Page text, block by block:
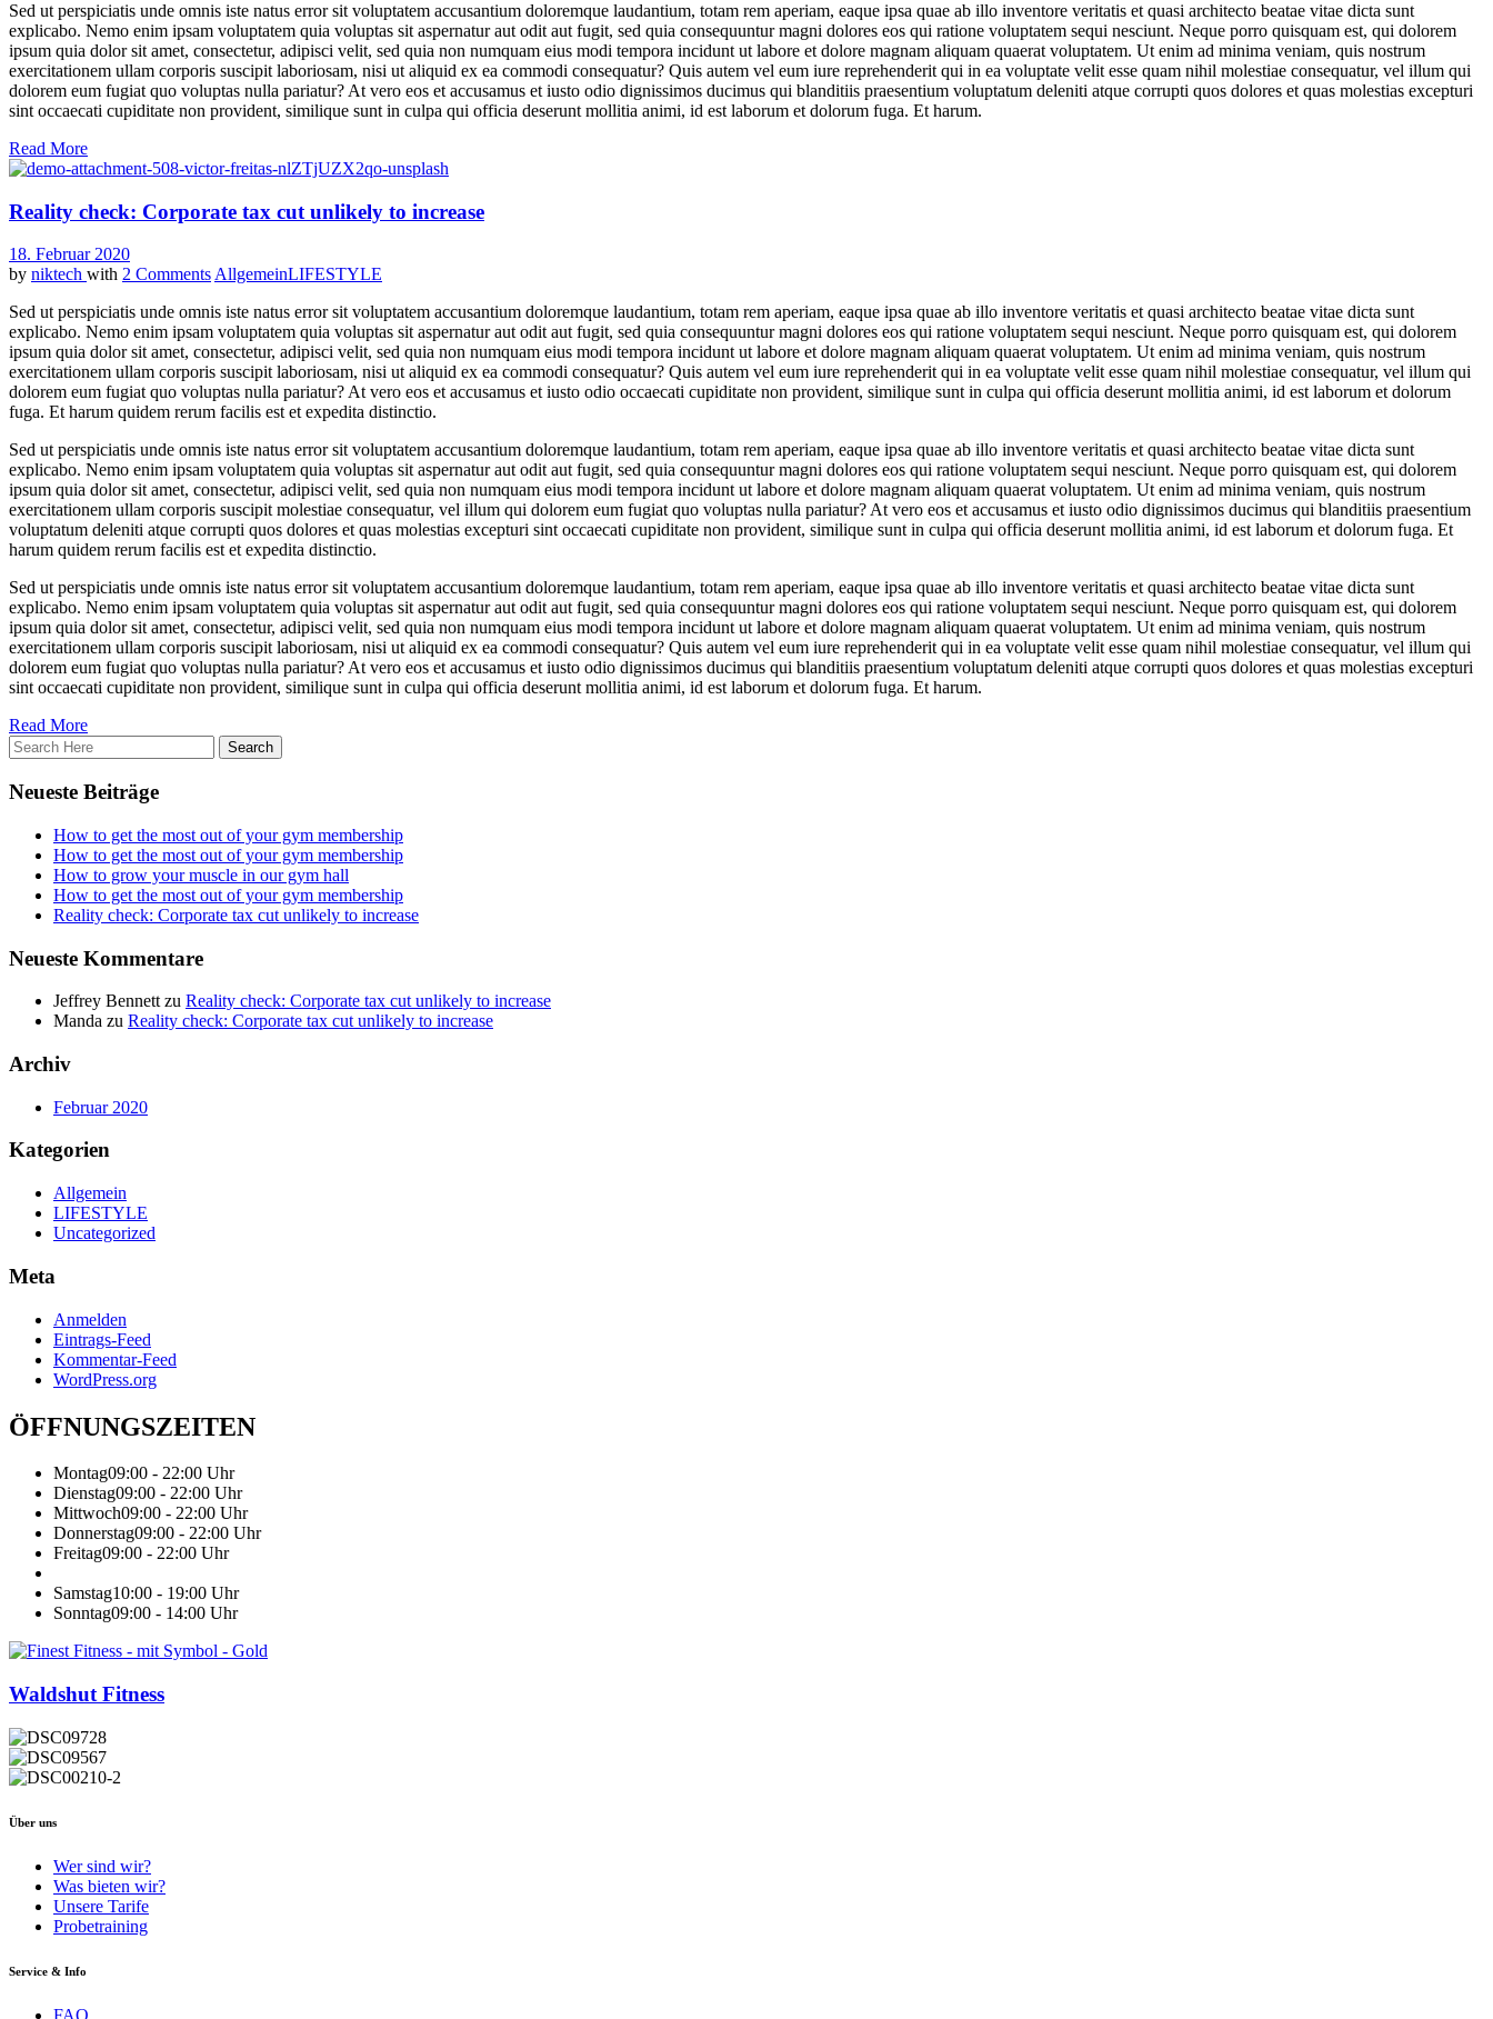
Sed ut perspiciatis unde omnis iste natus error sit voluptatem accusantium doloremque laudantium, totam rem aperiam, eaque ipsa quae ab illo inventore veritatis et quasi architecto beatae vitae dicta sunt
explicabo. Nemo enim ipsam voluptatem quia voluptas sit aspernatur aut odit aut fugit, sed quia consequuntur magni dolores eos qui ratione voluptatem sequi nesciunt. Neque porro quisquam est, qui dolorem
ipsum quia dolor sit amet, consectetur, adipisci velit, sed quia non numquam eius modi tempora incidunt ut labore et dolore magnam aliquam quaerat voluptatem. Ut enim ad minima veniam, quis nostrum
exercitationem ullam corporis suscipit laboriosam, nisi ut aliquid ex ea commodi consequatur? Quis autem vel eum iure reprehenderit qui in ea voluptate velit esse quam nihil molestiae consequatur, vel illum qui
dolorem eum fugiat quo voluptas nulla pariatur? At vero eos et accusamus et iusto odio dignissimos ducimus qui blanditiis praesentium voluptatum deleniti atque corrupti quos dolores et quas molestias excepturi
sint occaecati cupiditate non provident, similique sunt in culpa qui officia deserunt mollitia animi, id est laborum et dolorum fuga. Et harum.
Read More
Reality check: Corporate tax cut unlikely to increase
18. Februar 2020
by niktech with 2 CommentsAllgemeinLIFESTYLE
Sed ut perspiciatis unde omnis iste natus error sit voluptatem accusantium doloremque laudantium, totam rem aperiam, eaque ipsa quae ab illo inventore veritatis et quasi architecto beatae vitae dicta sunt
explicabo. Nemo enim ipsam voluptatem quia voluptas sit aspernatur aut odit aut fugit, sed quia consequuntur magni dolores eos qui ratione voluptatem sequi nesciunt. Neque porro quisquam est, qui dolorem
ipsum quia dolor sit amet, consectetur, adipisci velit, sed quia non numquam eius modi tempora incidunt ut labore et dolore magnam aliquam quaerat voluptatem. Ut enim ad minima veniam, quis nostrum
exercitationem ullam corporis suscipit laboriosam, nisi ut aliquid ex ea commodi consequatur? Quis autem vel eum iure reprehenderit qui in ea voluptate velit esse quam nihil molestiae consequatur, vel illum qui
dolorem eum fugiat quo voluptas nulla pariatur? At vero eos et accusamus et iusto odio occaecati cupiditate non provident, similique sunt in culpa qui officia deserunt mollitia animi, id est laborum et dolorum
fuga. Et harum quidem rerum facilis est et expedita distinctio.
Sed ut perspiciatis unde omnis iste natus error sit voluptatem accusantium doloremque laudantium, totam rem aperiam, eaque ipsa quae ab illo inventore veritatis et quasi architecto beatae vitae dicta sunt
explicabo. Nemo enim ipsam voluptatem quia voluptas sit aspernatur aut odit aut fugit, sed quia consequuntur magni dolores eos qui ratione voluptatem sequi nesciunt. Neque porro quisquam est, qui dolorem
ipsum quia dolor sit amet, consectetur, adipisci velit, sed quia non numquam eius modi tempora incidunt ut labore et dolore magnam aliquam quaerat voluptatem. Ut enim ad minima veniam, quis nostrum
exercitationem ullam corporis suscipit molestiae consequatur, vel illum qui dolorem eum fugiat quo voluptas nulla pariatur? At vero eos et accusamus et iusto odio dignissimos ducimus qui blanditiis praesentium
voluptatum deleniti atque corrupti quos dolores et quas molestias excepturi sint occaecati cupiditate non provident, similique sunt in culpa qui officia deserunt mollitia animi, id est laborum et dolorum fuga. Et
harum quidem rerum facilis est et expedita distinctio.
Sed ut perspiciatis unde omnis iste natus error sit voluptatem accusantium doloremque laudantium, totam rem aperiam, eaque ipsa quae ab illo inventore veritatis et quasi architecto beatae vitae dicta sunt
explicabo. Nemo enim ipsam voluptatem quia voluptas sit aspernatur aut odit aut fugit, sed quia consequuntur magni dolores eos qui ratione voluptatem sequi nesciunt. Neque porro quisquam est, qui dolorem
ipsum quia dolor sit amet, consectetur, adipisci velit, sed quia non numquam eius modi tempora incidunt ut labore et dolore magnam aliquam quaerat voluptatem. Ut enim ad minima veniam, quis nostrum
exercitationem ullam corporis suscipit laboriosam, nisi ut aliquid ex ea commodi consequatur? Quis autem vel eum iure reprehenderit qui in ea voluptate velit esse quam nihil molestiae consequatur, vel illum qui
dolorem eum fugiat quo voluptas nulla pariatur? At vero eos et accusamus et iusto odio dignissimos ducimus qui blanditiis praesentium voluptatum deleniti atque corrupti quos dolores et quas molestias excepturi
sint occaecati cupiditate non provident, similique sunt in culpa qui officia deserunt mollitia animi, id est laborum et dolorum fuga. Et harum.
Read More
Neueste Beiträge
How to get the most out of your gym membership
How to get the most out of your gym membership
How to grow your muscle in our gym hall
How to get the most out of your gym membership
Reality check: Corporate tax cut unlikely to increase
Neueste Kommentare
Jeffrey Bennett zu Reality check: Corporate tax cut unlikely to increase
Manda zu Reality check: Corporate tax cut unlikely to increase
Archiv
Februar 2020
Kategorien
Allgemein
LIFESTYLE
Uncategorized
Meta
Anmelden
Eintrags-Feed
Kommentar-Feed
WordPress.org
ÖFFNUNGSZEITEN
Montag09:00 - 22:00 Uhr
Dienstag09:00 - 22:00 Uhr
Mittwoch09:00 - 22:00 Uhr
Donnerstag09:00 - 22:00 Uhr
Freitag09:00 - 22:00 Uhr
Samstag10:00 - 19:00 Uhr
Sonntag09:00 - 14:00 Uhr
Waldshut Fitness
Über uns
Wer sind wir?
Was bieten wir?
Unsere Tarife
Probetraining
Service & Info
FAQ